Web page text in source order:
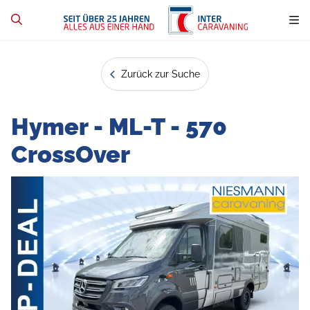
Zurück zur Suche
Hymer - ML-T - 570
CrossOver